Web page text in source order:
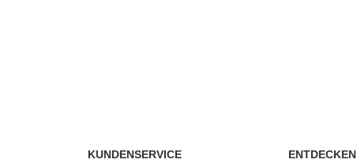
KUNDENSERVICE ENTDECKEN